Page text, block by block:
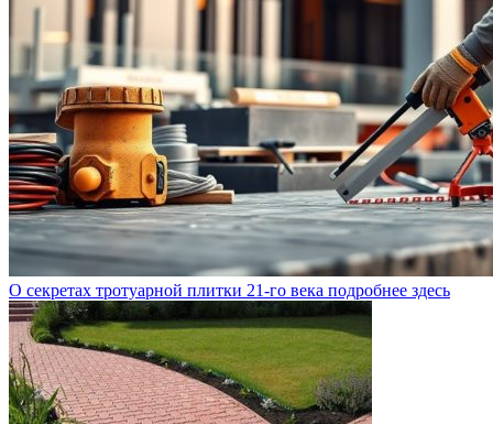
О секретах тротуарной плитки 21-го века подробнее здесь